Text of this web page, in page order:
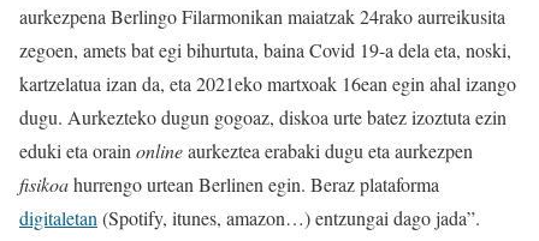
aurkezpena Berlingo Filarmonikan maiatzak 24rako aurreikusita
zegoen, amets bat egi bihurtuta, baina Covid 19-a dela eta, noski,
kartzelatua izan da, eta 2021eko martxoak 16ean egin ahal izango
dugu. Aurkezteko dugun gogoaz, diskoa urte batez izoztuta ezin
eduki eta orainonlineaurkeztea erabaki dugu eta aurkezpen
fisikoahurrengo urtean Berlinen egin. Beraz plataforma
digitaletan(Spotify, itunes, amazon…) entzungai dago jada”.